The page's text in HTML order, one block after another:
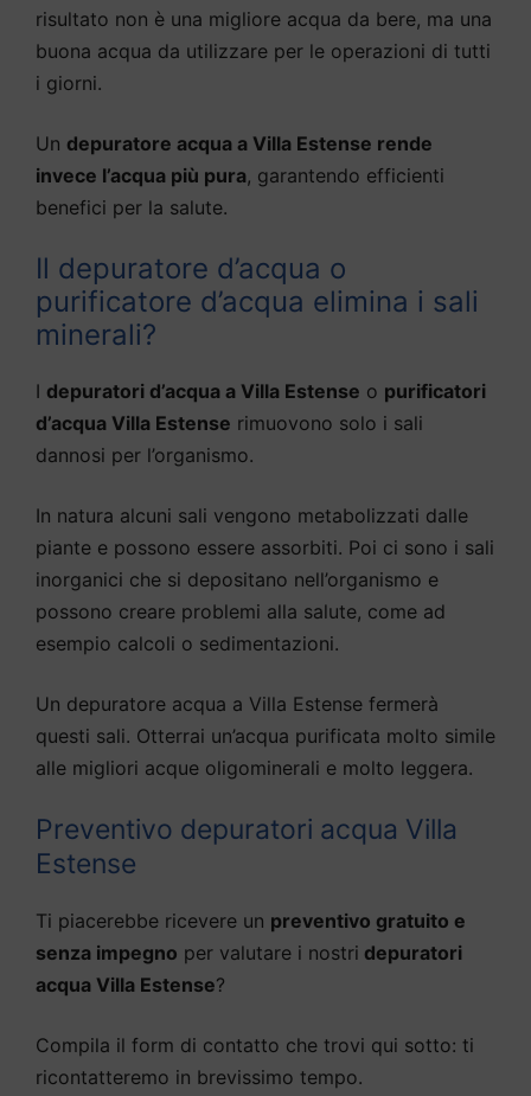
risultato non è una migliore acqua da bere, ma una
buona acqua da utilizzare per le operazioni di tutti
i giorni.
Un depuratore acqua a Villa Estense rende
invece l’acqua più pura, garantendo efficienti
benefici per la salute.
Il depuratore d’acqua o
purificatore d’acqua elimina i sali
minerali?
I depuratori d’acqua a Villa Estense o purificatori
d’acqua Villa Estense rimuovono solo i sali
dannosi per l’organismo.
In natura alcuni sali vengono metabolizzati dalle
piante e possono essere assorbiti. Poi ci sono i sali
inorganici che si depositano nell’organismo e
possono creare problemi alla salute, come ad
esempio calcoli o sedimentazioni.
Un depuratore acqua a Villa Estense fermerà
questi sali. Otterrai un’acqua purificata molto simile
alle migliori acque oligominerali e molto leggera.
Preventivo depuratori acqua Villa
Estense
Ti piacerebbe ricevere un preventivo gratuito e
senza impegno per valutare i nostri depuratori
acqua Villa Estense?
Compila il form di contatto che trovi qui sotto: ti
ricontatteremo in brevissimo tempo.